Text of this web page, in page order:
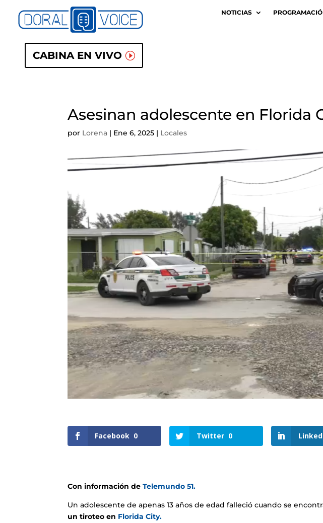
NOTICIAS
CABINA EN VIVO
Asesinan adolescente en Florida
por Lorena | Ene 6, 2025 | Locales
Facebook 0 Twitter 0
Con información deTelemundo 51.
Un adolescente de apenas 13 años de edad falleció cuando se
un tiroteo en Florida City.